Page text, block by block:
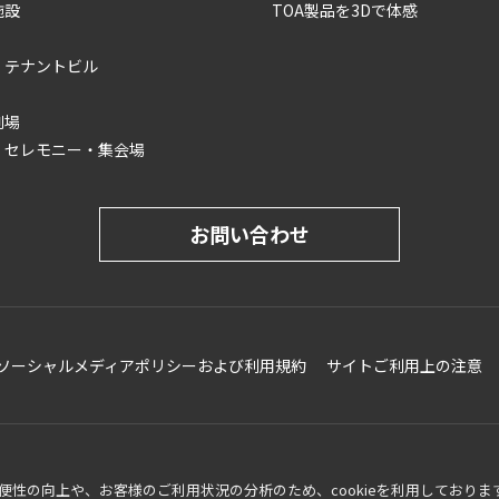
性の向上や、お客様のご利用状況の分析のため、cookieを利用しておりま
設
ナントビル
レモニー・集会場
TOA製品を3Dで体感
お問い合わせ
ーシャルメディアポリシーおよび利用規約 サイトご利用上の注意